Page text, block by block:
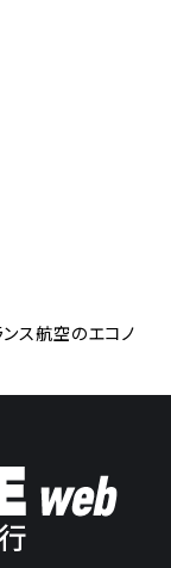
ス航空のエコノ